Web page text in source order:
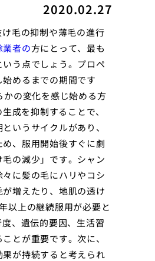
2020.02.27
毛の抑制や薄毛の進行
業者の方にとって、最も
う点でしょう。プロペ
めるまでの期間です
の変化を感じ始める方
成を抑制することで、
いうサイクルがあり、
、服用開始後すぐに劇
の減少」です。シャン
に髪の毛にハリやコシ
増えたり、地肌の透け
以上の継続服用が必要と
、遺伝的要因、生活習
とが重要です。次に、
が持続すると考えられ